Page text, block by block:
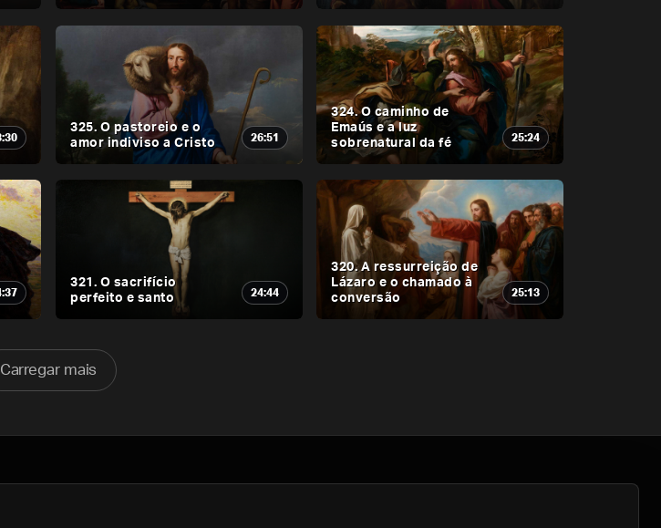
26:51
325. O pastoreio e o
amor indiviso a Cristo
25:24
324. O caminho de
Emaús e a luz
sobrenatural da fé
24:44
321. O sacrifício
perfeito e santo
25:13
320. A ressurreição de
Lázaro e o chamado à
conversão
Carregar mais